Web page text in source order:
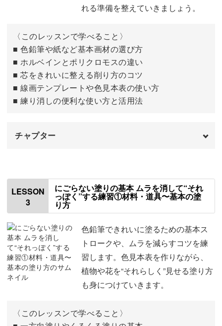
「建物を描くのって難しそう…」そんな苦手意識がある方
講座では難しい遠近法を使わずに、かわいい建物を描くコ
ツを学んでいきます。
を少しずつ練習。
や光の表現にも挑戦しますよ。
花や草を添えることで、ただの建物ではなく“物語のある
風景”になっていきます。
描き終わる頃には、「私にも描けた！」という嬉しさをき
っと感じられるはずです♪
れる準備を整えていきましょう。
〈このレッスンで学べること〉
■ 色鉛筆や紙など基本画材の選び方
■ ホルベインとポリクロモスの違い
■ 芯をきれいに整える削り方のコツ
■ 線画テンプレートや色見本表の使い方
■ 練り消しの便利な使い方と活用法
チャプター
色鉛筆の紹介 01:18
その他の道具について
色鉛筆の削り方 06:10
紙の紹介 09:32
今回の作品について 10:39
おわりに
LESSON
3
にごらない塗りの基本 ムラを消して“それ
っぽく”する練習①材料・道具〜基本の塗
り方
色鉛筆できれいに塗るための基本ス
トロークや、ムラを減らすコツを練
習します。色見本表を作りながら、
植物や花を“それらしく”見せる塗り方
も身につけていきます。
〈このレッスンで学べること〉